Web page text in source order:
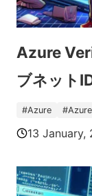
Azure
ブネット
#Azure #
13 January,